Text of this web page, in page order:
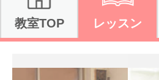
教室TOP レッスン